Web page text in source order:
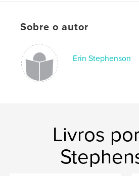
Sobre o autor
Erin Stephenson
Livros